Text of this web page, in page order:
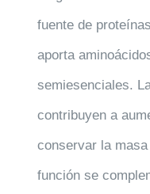
fuente de
aporta
semiesenciales.
contribuyen a
conservar la
función se